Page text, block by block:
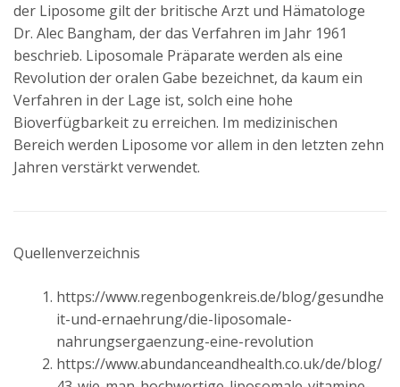
der Liposome gilt der britische Arzt und Hämatologe
Dr. Alec Bangham, der das Verfahren im Jahr 1961
beschrieb. Liposomale Präparate werden als eine
Revolution der oralen Gabe bezeichnet, da kaum ein
Verfahren in der Lage ist, solch eine hohe
Bioverfügbarkeit zu erreichen. Im medizinischen
Bereich werden Liposome vor allem in den letzten zehn
Jahren verstärkt verwendet.
Quellenverzeichnis
https://www.regenbogenkreis.de/blog/gesundhe
it-und-ernaehrung/die-liposomale-
nahrungsergaenzung-eine-revolution
https://www.abundanceandhealth.co.uk/de/blog/